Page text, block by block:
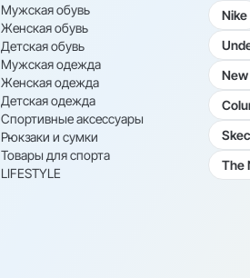
Мужская обувь
Женская обувь
Детская обувь
Мужская одежда
Женская одежда
Детская одежда
Спортивные аксессуары
Рюкзаки и сумки
Товары для спорта
LIFESTYLE
Nike
The